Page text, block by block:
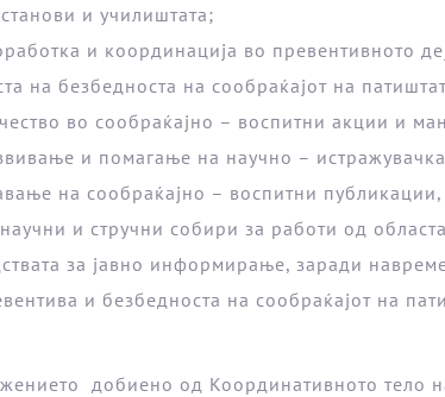
и училиштата;
и координација во превентивното
на безбедноста на сообраќајот на
во сообраќајно – воспитни акции и
и помагање на научно –
на сообраќајно – воспитни
и стручни собири за работи од
за јавно информирање, заради
и безбедноста на сообраќајот на
добиено од Координативното тело